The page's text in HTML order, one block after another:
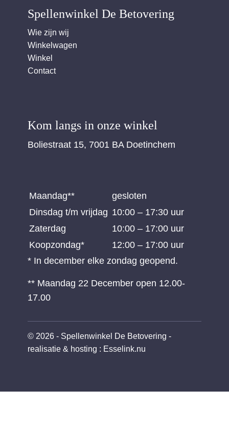
Spellenwinkel De Betover​ing
Wie zijn wij
Winkelwagen
Winkel
Contact
Kom langs in onze winkel
Boliestraat 15, 7001 BA Doetinchem
Maandag**
gesloten
Dinsdag t/m vrijdag 10:00 – 17:30 uur
Zaterdag
10:00 – 17:00 uur
Koopzondag*
12:00 – 17:00 uur
* In december elke zondag geopend.
** Maandag 22 December open 12.00-
17.00
© 2026 - Spellenwinkel De Betovering -
realisatie & hosting : Esselink.nu